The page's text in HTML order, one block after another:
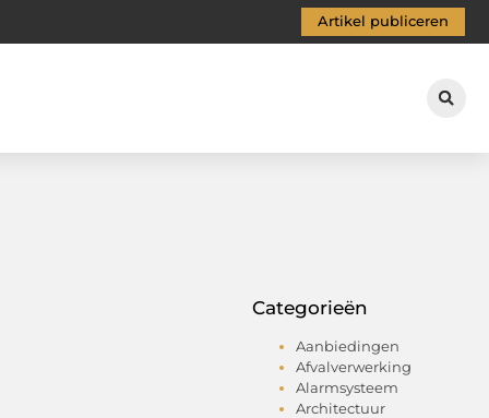
Artikel publiceren
Categorieën
Aanbiedingen
Afvalverwerking
Alarmsysteem
Architectuur